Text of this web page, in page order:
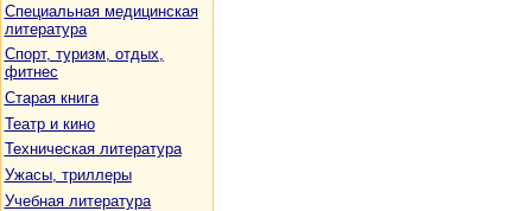
Специальная медицинская
литература
Спорт, туризм, отдых,
фитнес
Старая книга
Театр и кино
Техническая литература
Ужасы, триллеры
Учебная литература